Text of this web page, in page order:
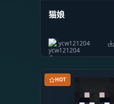
猫娘
ycw121204
HOT